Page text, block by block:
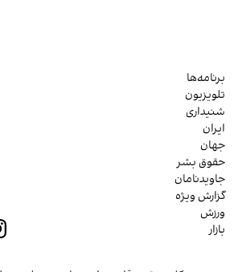
برنامه‌ها
تلویزیون
شنیداری
ایران
جهان
حقوق بشر
جاویدنامان
گزارش ویژه
ورزش
بازار